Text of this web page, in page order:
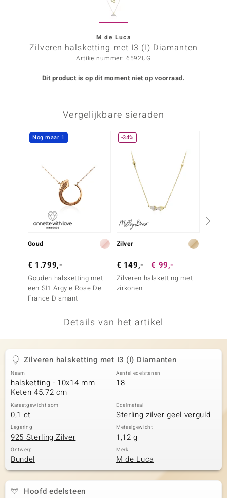
Designs
M de Luca
Zilveren halsketting met I3 (I) Diamanten
Artikelnummer: 6592UG
Dit product is op dit moment niet op voorraad.
Vergelijkbare sieraden
Nog maar 1
Goud
€ 1.799,-
Gouden halsketting met
een SI1 Argyle Rose De
France Diamant
-34%
Zilver
€ 149,- € 99,-
Zilveren halsketting met
zirkonen
Details van het artikel
Zilveren halsketting met I3 (I) Diamanten
Naam
halsketting - 10x14 mm
Keten 45.72 cm
Aantal edelstenen
18
Karaatgewicht som
0,1 ct
Edelmetaal
Sterling zilver geel verguld
Legering
925 Sterling Zilver
Metaalgewicht
1,12 g
Ontwerp
Bundel
Merk
M de Luca
Hoofd edelsteen